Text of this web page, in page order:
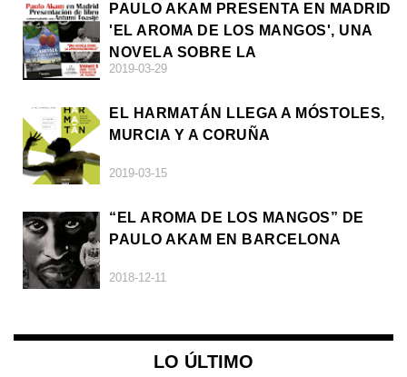
PAULO AKAM PRESENTA EN MADRID
'EL AROMA DE LOS MANGOS', UNA
NOVELA SOBRE LA
AFRODESCENDENCIA
2019-03-29
EL HARMATÁN LLEGA A MÓSTOLES,
MURCIA Y A CORUÑA
2019-03-15
“EL AROMA DE LOS MANGOS” DE
PAULO AKAM EN BARCELONA
2018-12-11
LO ÚLTIMO